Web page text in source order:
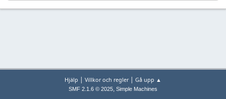
Hjälp | Villkor och regler| Gå upp ▲
SMF 2.1.6 © 2025, Simple Machines